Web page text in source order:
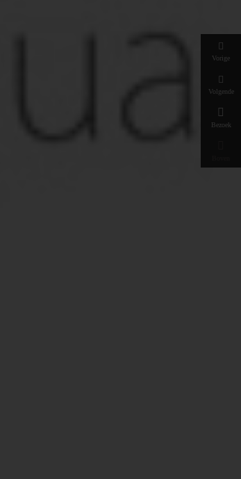
Vorige
Volgende

Bezoek